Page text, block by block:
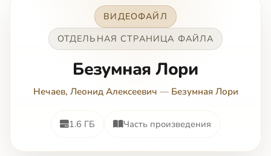
ВИДЕОФАЙЛ
ОТДЕЛЬНАЯ СТРАНИЦА ФАЙЛА
Безумная Лори
Нечаев, Леонид Алексеевич — Безумная Лори
1.6 ГБ Часть произведения